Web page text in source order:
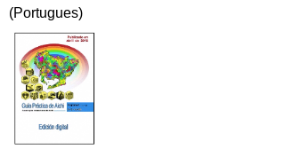
(Portugues)